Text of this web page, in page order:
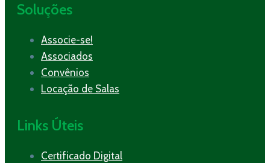
Soluções
Associe-se!
Associados
Convênios
Locação de Salas
Links Úteis
Certificado Digital